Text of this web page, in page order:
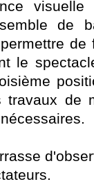
de
le
de